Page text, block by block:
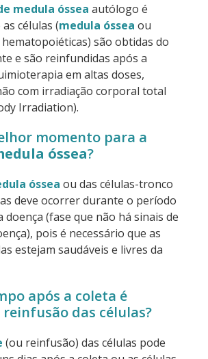
medula óssea autólogo é
células (medula óssea ou
são obtidas do
e são reinfundidas após a
em altas doses,
com irradiação corporal total
Irradiation).
momento para a
óssea?
óssea ou das células-tronco
deve ocorrer durante o período
doença (fase que não há sinais de
pois é necessário que as
estejam saudáveis e livres da
após a coleta é
das células?
(ou reinfusão) das células pode